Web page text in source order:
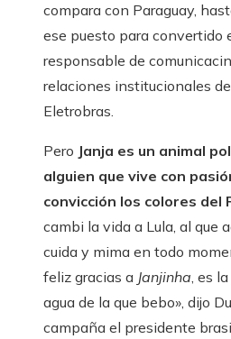
compara con Paraguay,
ese puesto para convertido
responsable de
relaciones institucionales de
Eletrobras.
Pero Janja es un animal
alguien que vive con
convicción los colores del
cambi la vida a Lula, al que
cuida y mima en todo
feliz gracias a Janjinha, es
agua de la que bebo», dijo
campaña el presidente